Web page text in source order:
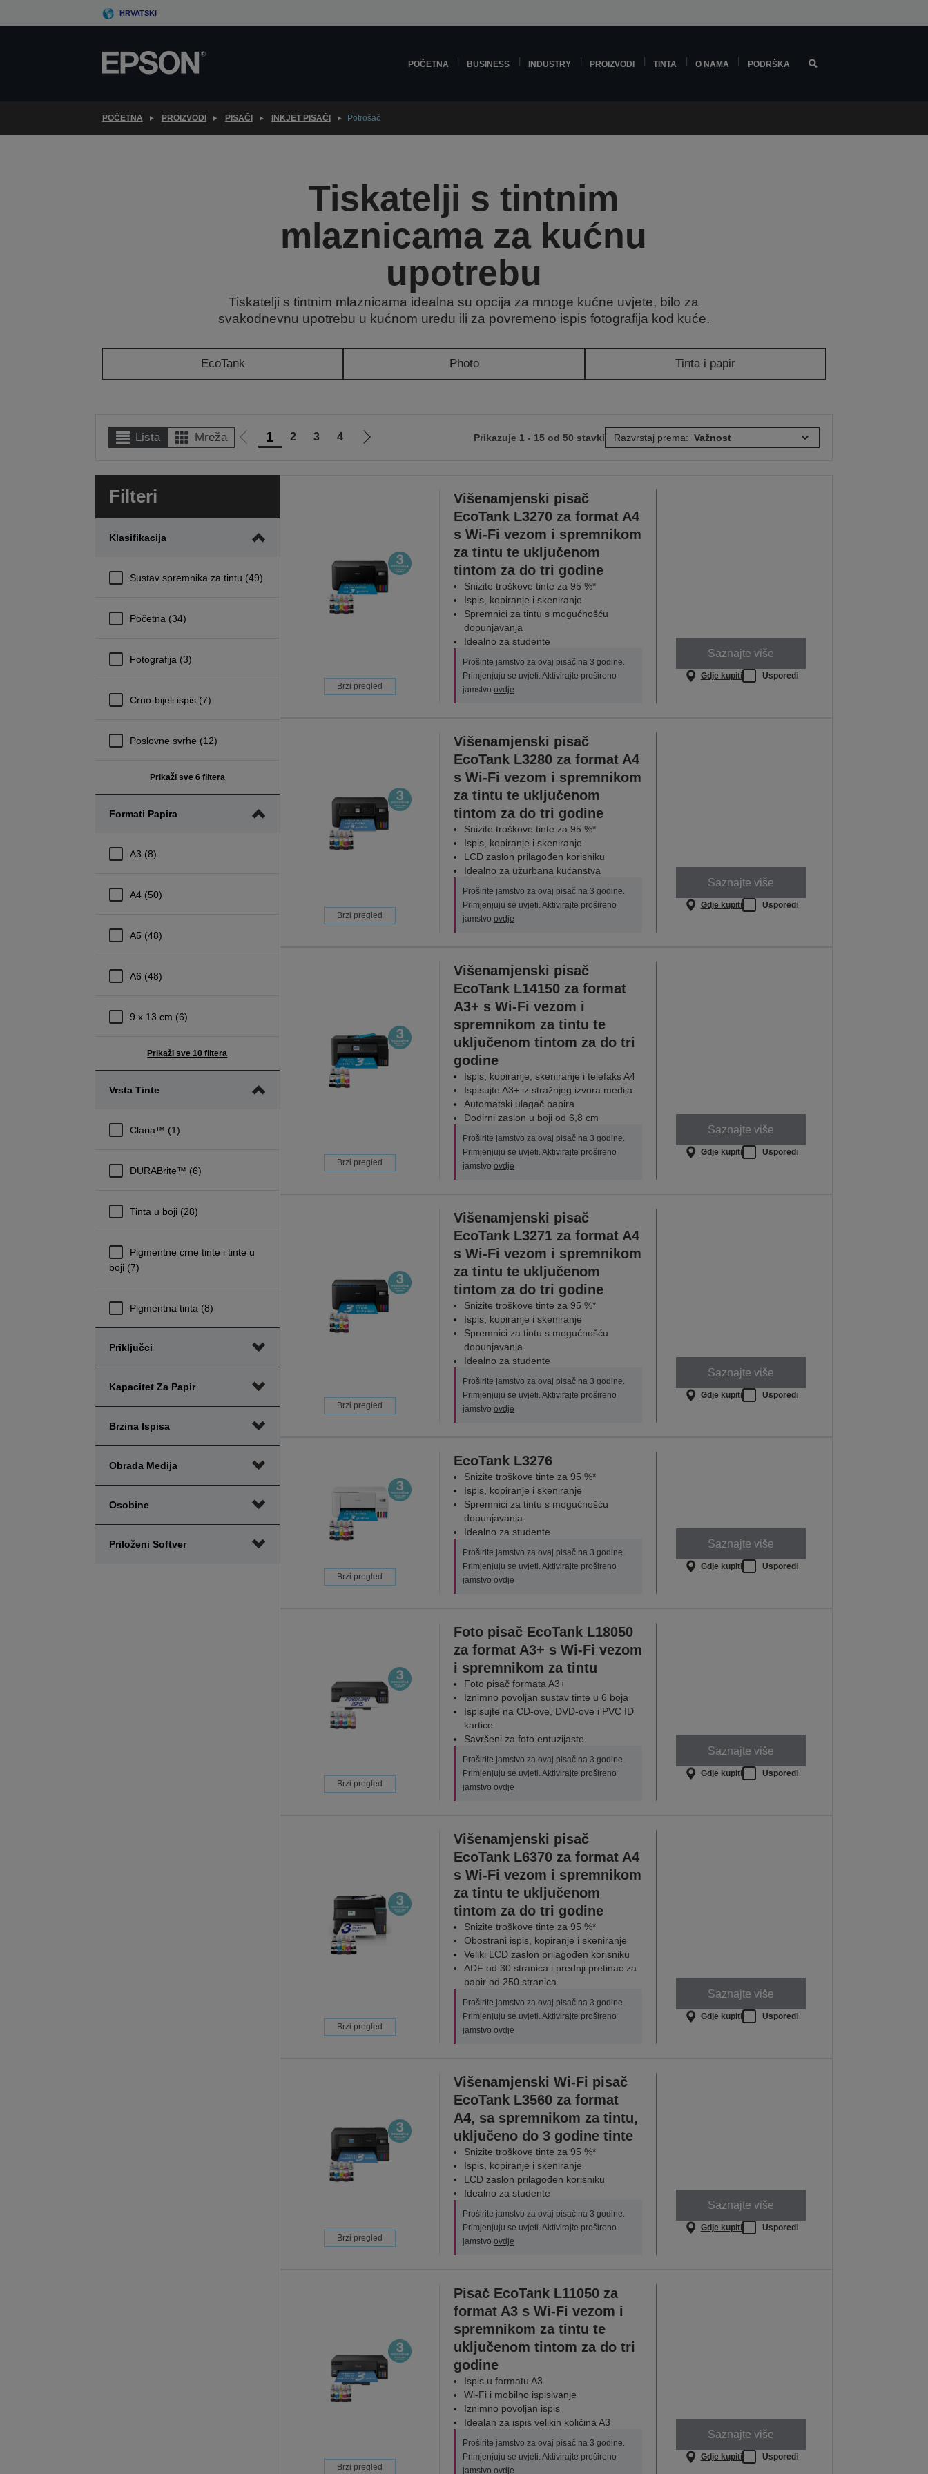
to
HRVATSKI
POČETNA BUSINESS INDUSTRY PROIZVODI TINTA O NAMA PODRŠKA
POČETNA PROIZVODI PISAČI INKJET PISAČI Potrošač
Tiskatelji s tintnim
mlaznicama za kućnu
upotrebu
Tiskatelji s tintnim mlaznicama idealna su opcija za mnoge kućne uvjete, bilo za
svakodnevnu upotrebu u kućnom uredu ili za povremeno ispis fotografija kod kuće.
EcoTank Photo Tinta i papir
Lista Mreža
Idi
prethodnu
1 2 3 4
Idi
Prikazuje 1 - 15 od 50 stavki Razvrstaj prema:
Filteri
Klasifikacija
Sustav spremnika za tintu (49)
Početna (34)
Fotografija (3)
Crno-bijeli ispis (7)
Poslovne svrhe (12)
Prikaži sve 6 filtera
Formati Papira
A3 (8)
A4 (50)
A5 (48)
A6 (48)
9 x 13 cm (6)
Prikaži sve 10 filtera
Vrsta Tinte
Claria™ (1)
DURABrite™ (6)
Tinta u boji (28)
Pigmentne crne tinte i tinte u
boji (7)
Pigmentna tinta (8)
Priključci
Kapacitet Za Papir
Brzina Ispisa
Obrada Medija
Osobine
Priloženi Softver
Brzi pregled
Višenamjenski pisač
EcoTank L3270 za format A4
s Wi-Fi vezom i spremnikom
za tintu te uključenom
tintom za do tri godine
Snizite troškove tinte za 95 %*
Ispis, kopiranje i skeniranje
Spremnici za tintu s mogućnošću
dopunjavanja
Idealno za studente
Proširite jamstvo za ovaj pisač na 3 godine.
Primjenjuju se uvjeti. Aktivirajte prošireno
jamstvo ovdje
Saznajte više
Gdje kupiti Usporedi
Brzi pregled
Višenamjenski pisač
EcoTank L3280 za format A4
s Wi-Fi vezom i spremnikom
za tintu te uključenom
tintom za do tri godine
Snizite troškove tinte za 95 %*
Ispis, kopiranje i skeniranje
LCD zaslon prilagođen korisniku
Idealno za užurbana kućanstva
Proširite jamstvo za ovaj pisač na 3 godine.
Primjenjuju se uvjeti. Aktivirajte prošireno
jamstvo ovdje
Saznajte više
Gdje kupiti Usporedi
Brzi pregled
Višenamjenski pisač
EcoTank L14150 za format
A3+ s Wi-Fi vezom i
spremnikom za tintu te
uključenom tintom za do tri
godine
Ispis, kopiranje, skeniranje i telefaks A4
Ispisujte A3+ iz stražnjeg izvora medija
Automatski ulagač papira
Dodirni zaslon u boji od 6,8 cm
Proširite jamstvo za ovaj pisač na 3 godine.
Primjenjuju se uvjeti. Aktivirajte prošireno
jamstvo ovdje
Saznajte više
Gdje kupiti Usporedi
Brzi pregled
Višenamjenski pisač
EcoTank L3271 za format A4
s Wi-Fi vezom i spremnikom
za tintu te uključenom
tintom za do tri godine
Snizite troškove tinte za 95 %*
Ispis, kopiranje i skeniranje
Spremnici za tintu s mogućnošću
dopunjavanja
Idealno za studente
Proširite jamstvo za ovaj pisač na 3 godine.
Primjenjuju se uvjeti. Aktivirajte prošireno
jamstvo ovdje
Saznajte više
Gdje kupiti Usporedi
Brzi pregled
EcoTank L3276
Snizite troškove tinte za 95 %*
Ispis, kopiranje i skeniranje
Spremnici za tintu s mogućnošću
dopunjavanja
Idealno za studente
Proširite jamstvo za ovaj pisač na 3 godine.
Primjenjuju se uvjeti. Aktivirajte prošireno
jamstvo ovdje
Saznajte više
Gdje kupiti Usporedi
Brzi pregled
Foto pisač EcoTank L18050
za format A3+ s Wi-Fi vezom
i spremnikom za tintu
Foto pisač formata A3+
Iznimno povoljan sustav tinte u 6 boja
Ispisujte na CD-ove, DVD-ove i PVC ID
kartice
Savršeni za foto entuzijaste
Proširite jamstvo za ovaj pisač na 3 godine.
Primjenjuju se uvjeti. Aktivirajte prošireno
jamstvo ovdje
Saznajte više
Gdje kupiti Usporedi
Brzi pregled
Višenamjenski pisač
EcoTank L6370 za format A4
s Wi-Fi vezom i spremnikom
za tintu te uključenom
tintom za do tri godine
Snizite troškove tinte za 95 %*
Obostrani ispis, kopiranje i skeniranje
Veliki LCD zaslon prilagođen korisniku
ADF od 30 stranica i prednji pretinac za
papir od 250 stranica
Proširite jamstvo za ovaj pisač na 3 godine.
Primjenjuju se uvjeti. Aktivirajte prošireno
jamstvo ovdje
Saznajte više
Gdje kupiti Usporedi
Brzi pregled
Višenamjenski Wi-Fi pisač
EcoTank L3560 za format
A4, sa spremnikom za tintu,
uključeno do 3 godine tinte
Snizite troškove tinte za 95 %*
Ispis, kopiranje i skeniranje
LCD zaslon prilagođen korisniku
Idealno za studente
Proširite jamstvo za ovaj pisač na 3 godine.
Primjenjuju se uvjeti. Aktivirajte prošireno
jamstvo ovdje
Saznajte više
Gdje kupiti Usporedi
Brzi pregled
Pisač EcoTank L11050 za
format A3 s Wi-Fi vezom i
spremnikom za tintu te
uključenom tintom za do tri
godine
Ispis u formatu A3
Wi-Fi i mobilno ispisivanje
Iznimno povoljan ispis
Idealan za ispis velikih količina A3
Proširite jamstvo za ovaj pisač na 3 godine.
Primjenjuju se uvjeti. Aktivirajte prošireno
jamstvo ovdje
Saznajte više
Gdje kupiti Usporedi